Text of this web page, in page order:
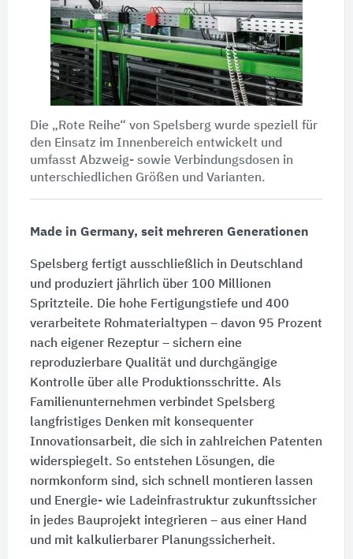
Die „Rote Reihe“ von Spelsberg wurde speziell für
den Einsatz im Innenbereich entwickelt und
umfasst Abzweig- sowie Verbindungsdosen in
unterschiedlichen Größen und Varianten.
Made in Germany, seit mehreren Generationen
Spelsberg fertigt ausschließlich in Deutschland
und produziert jährlich über 100 Millionen
Spritzteile. Die hohe Fertigungstiefe und 400
verarbeitete Rohmaterialtypen – davon 95 Prozent
nach eigener Rezeptur – sichern eine
reproduzierbare Qualität und durchgängige
Kontrolle über alle Produktionsschritte. Als
Familienunternehmen verbindet Spelsberg
langfristiges Denken mit konsequenter
Innovationsarbeit, die sich in zahlreichen Patenten
widerspiegelt. So entstehen Lösungen, die
normkonform sind, sich schnell montieren lassen
und Energie- wie Ladeinfrastruktur zukunftssicher
in jedes Bauprojekt integrieren – aus einer Hand
und mit kalkulierbarer Planungssicherheit.